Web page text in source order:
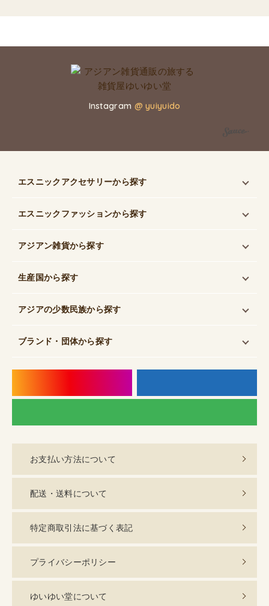
Instagram @ yuiyuido
エスニックアクセサリーから探す
エスニックファッションから探す
アジアン雑貨から探す
生産国から探す
アジアの少数民族から探す
ブランド・団体から探す
お支払い方法について
配送・送料について
特定商取引法に基づく表記
プライバシーポリシー
ゆいゆい堂について